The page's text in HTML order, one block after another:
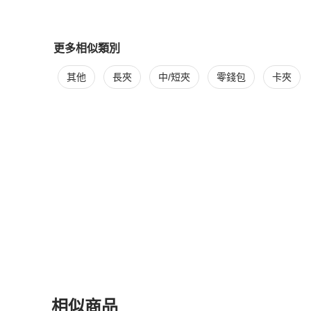
更多相似類別
更多BURBERRY女士錢包 / 小皮件相似商品推薦
其他 長夾 中/短夾 零錢包 卡夾
相似商品